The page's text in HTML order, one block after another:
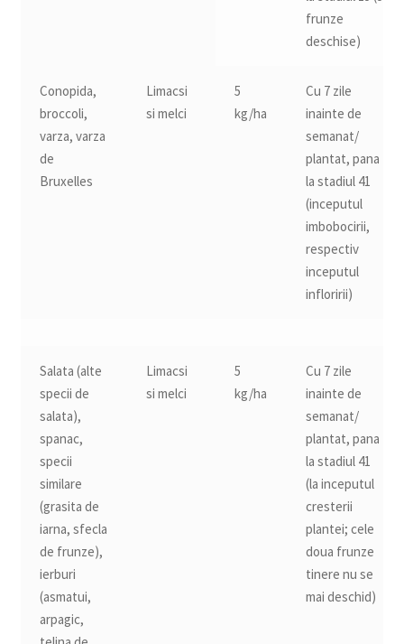
frunze
deschise)
Conopida,
broccoli,
varza, varza
de
Bruxelles
Limacsi
si melci
5
kg/ha
Cu 7 zile
inainte de
semanat/
plantat, pana
la stadiul 41
(inceputul
imbobocirii,
respectiv
inceputul
infloririi)
Salata (alte
specii de
salata),
spanac,
specii
similare
(grasita de
iarna, sfecla
de frunze),
ierburi
(asmatui,
arpagic,
Limacsi
si melci
5
kg/ha
Cu 7 zile
inainte de
semanat/
plantat, pana
la stadiul 41
(la inceputul
cresterii
plantei; cele
doua frunze
tinere nu se
mai deschid)